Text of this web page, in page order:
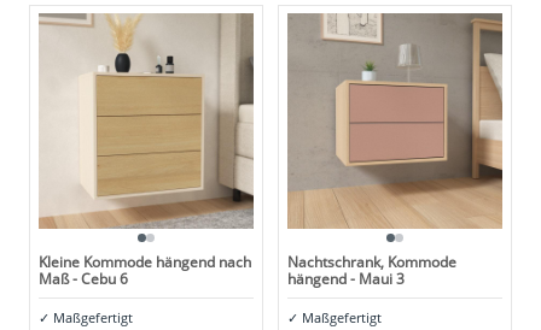
Kleine Kommode hängend nach
Maß - Cebu 6
✓ Maßgefertigt
Nachtschrank, Kommode
hängend - Maui 3
✓ Maßgefertigt